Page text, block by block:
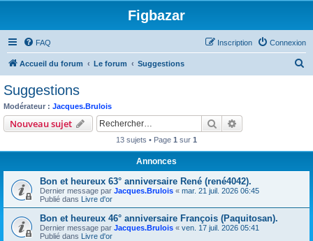
Figbazar
FAQ Connexion
Inscription
Accueil du forum Le forum Suggestions
Suggestions
Modérateur : Jacques.Brulois
Nouveau sujet Rechercher
13 sujets • Page 1 sur 1
Annonces
Bon et heureux 63° anniversaire René (rené4042).
Dernier message par Jacques.Brulois « mar. 21 juil. 2026 06:45
Publié dans Livre d'or
Bon et heureux 46° anniversaire François (Paquitosan).
Dernier message par Jacques.Brulois « ven. 17 juil. 2026 05:41
Publié dans Livre d'or